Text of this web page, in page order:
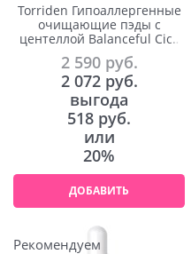
Torriden Гипоаллергенные
очищающие пэды с
центеллой Balanceful Cica
Toner Pad 60шт
2 590 руб.
2 072 руб.
выгода
518 руб.
или
20%
ДОБАВИТЬ
Рекомендуем